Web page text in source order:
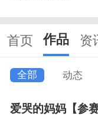
首页 作品 资
全部 动态
爱哭的妈妈【参赛